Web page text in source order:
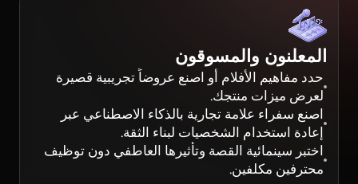
المعلنون والمسوقون
حدد مفاهيم الأفلام أو اصنع عروضاً تجريبية قصيرة
لعرض ميزات منتجك.
اصنع سفراء علامة تجارية بالذكاء الاصطناعي عبر
إعادة استخدام الشخصيات لبناء الثقة.
اختبر سينمائية القصة وتأثيرها العاطفي دون توظيف
محترفين مكلفين.